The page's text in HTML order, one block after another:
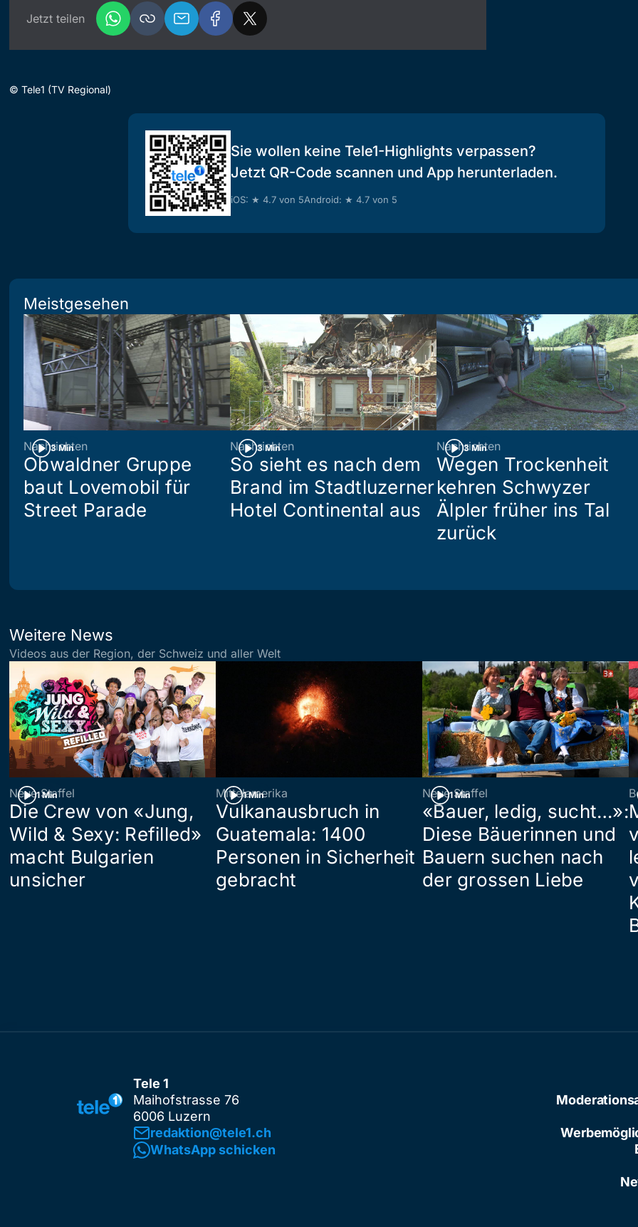
Jetzt teilen
© Tele1 (TV Regional)
Sie wollen keine Tele1-Highlights verpassen?
Jetzt QR-Code scannen und App herunterladen.
iOS: ★ 4.7 von 5Android: ★ 4.7 von 5
Meistgesehen
3 Min
Nachrichten
Obwaldner Gruppe
baut Lovemobil für
Street Parade
3 Min
Nachrichten
So sieht es nach dem
Brand im Stadtluzerner
Hotel Continental aus
3 Min
Nachrichten
Wegen Trockenheit
kehren Schwyzer
Älpler früher ins Tal
zurück
Weitere News
Videos aus der Region, der Schweiz und aller Welt
1 Min
Neue Staffel
Die Crew von «Jung,
Wild & Sexy: Refilled»
macht Bulgarien
unsicher
1 Min
Mittelamerika
Vulkanausbruch in
Guatemala: 1400
Personen in Sicherheit
gebracht
1 Min
Neue Staffel
«Bauer, ledig, sucht…»:
Diese Bäuerinnen und
Bauern suchen nach
der grossen Liebe
Tele 1
Maihofstrasse 76
6006 Luzern
redaktion@tele1.ch
WhatsApp schicken